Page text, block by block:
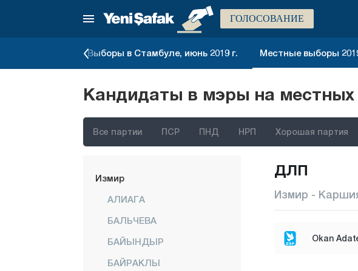
ГОЛОСОВАНИЕ
Выборы в Стамбуле, июнь 2019 г. Местные выборы
Кандидаты в мэры на местных
Все партии ПСР ПНД НРП Хорошая партия
Стамбул
Измир
АЛИАГА
БАЛЬЧЕВА
БАЙЫНДЫР
БАЙРАКЛЫ
ДЛП
Измир -
Okan